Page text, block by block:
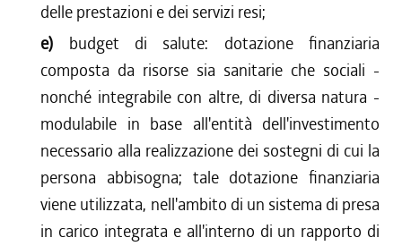
delle prestazioni e dei servizi resi;
e) budget di salute: dotazione finanziaria
composta da risorse sia sanitarie che sociali -
nonché integrabile con altre, di diversa natura -
modulabile in base all'entità dell'investimento
necessario alla realizzazione dei sostegni di cui la
persona abbisogna; tale dotazione finanziaria
viene utilizzata, nell'ambito di un sistema di presa
in carico integrata e all'interno di un rapporto di